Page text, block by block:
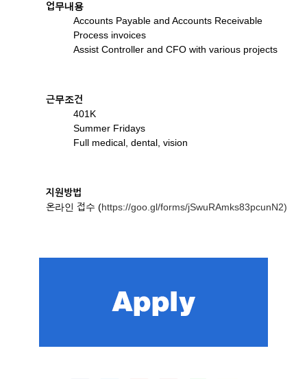
업무내용
Accounts Payable and Accounts Receivable
Process invoices
Assist Controller and CFO with various projects
근무조건
401K
Summer Fridays
Full medical, dental, vision
지원방법
온라인 접수 (https://goo.gl/forms/jSwuRAmks83pcunN2)